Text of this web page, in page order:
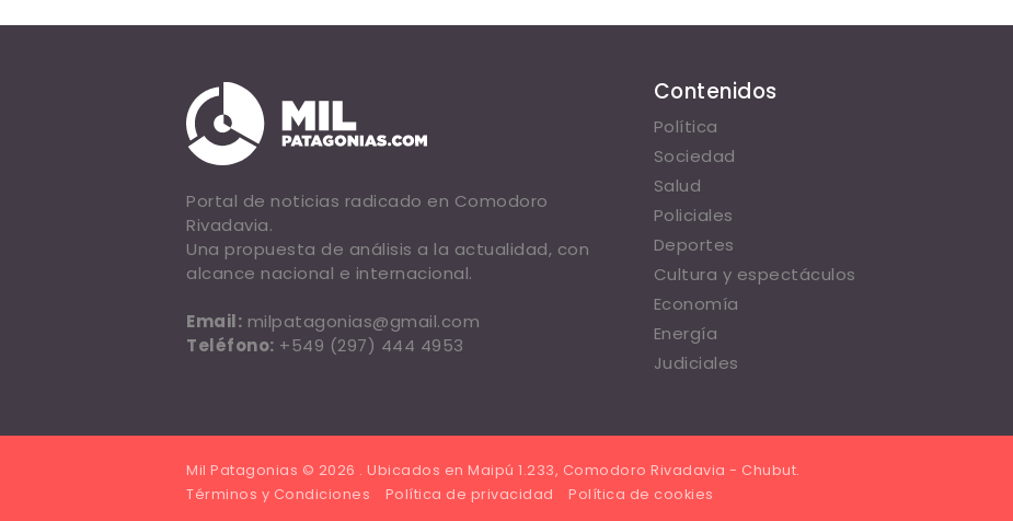
Portal de noticias radicado en Comodoro
Rivadavia.
Una propuesta de análisis a la actualidad, con
alcance nacional e internacional.
Email: milpatagonias@gmail.com
Teléfono: +549 (297) 444 4953
Contenidos
Política
Sociedad
Salud
Policiales
Deportes
Cultura y espectáculos
Economía
Energía
Judiciales
Mil Patagonias © 2026 . Ubicados en Maipú 1.233, Comodoro Rivadavia - Chubut.
Términos y Condiciones
Política de privacidad Política de cookies